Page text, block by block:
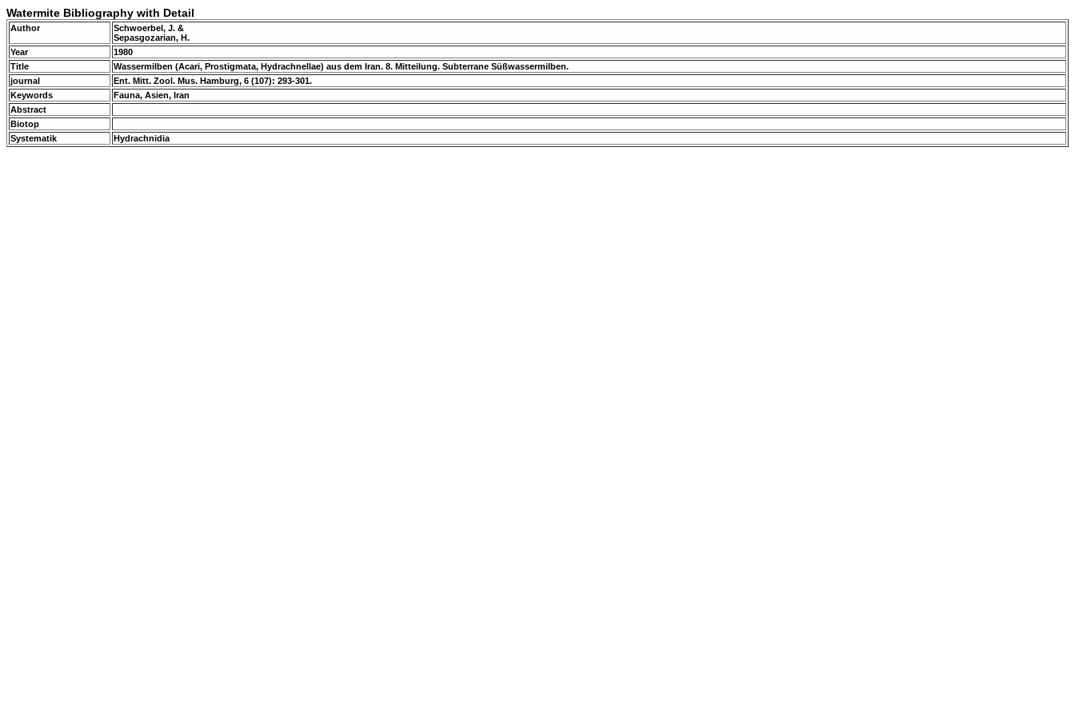
Watermite Bibliography with Detail
Author
Schwoerbel, J. &
Sepasgozarian, H.
Year
1980
Title
Wassermilben (Acari, Prostigmata, Hydrachnellae) aus dem Iran. 8. Mitteilung. Subterrane Süßwassermilben.
journal
Ent. Mitt. Zool. Mus. Hamburg, 6 (107): 293-301.
Keywords
Fauna, Asien, Iran
Abstract
Biotop
Systematik
Hydrachnidia